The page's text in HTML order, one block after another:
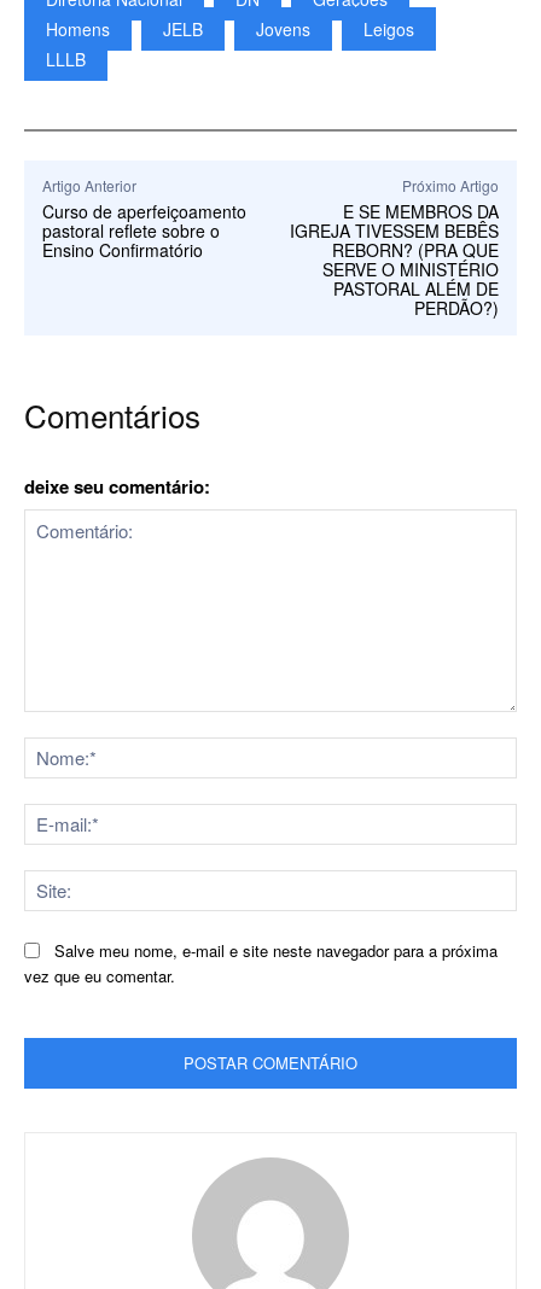
Homens
JELB Jovens
Leigos
LLLB
Artigo Anterior
Curso de aperfeiçoamento
pastoral reflete sobre o
Ensino Confirmatório
Próximo Artigo
E SE MEMBROS DA
IGREJA TIVESSEM BEBÊS
REBORN? (PRA QUE
SERVE O MINISTÉRIO
PASTORAL ALÉM DE
PERDÃO?)
Comentários
deixe seu comentário:
Salve meu nome, e-mail e site neste navegador para a próxima
vez que eu comentar.